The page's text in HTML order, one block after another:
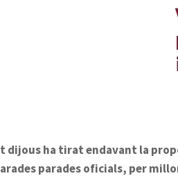
dijous ha tirat endavant la
parades oficials, per